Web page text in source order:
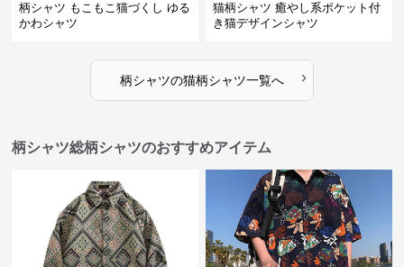
柄シャツ もこもこ猫づくし ゆる
かわシャツ
猫柄シャツ 癒やし系ポケット付
き猫デザインシャツ
柄シャツの猫柄シャツ一覧へ ›
柄シャツ総柄シャツのおすすめアイテム